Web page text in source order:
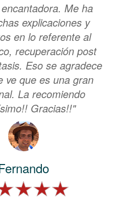
Me ha
explicaciones y
en lo referente al
recuperación post
Eso se agradece
ve que es una gran
La recomiendo
Gracias!!"